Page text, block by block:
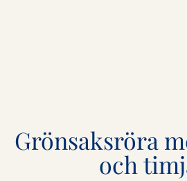
Grönsaksröra
och